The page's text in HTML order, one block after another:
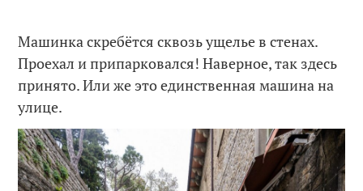
Машинка скребётся сквозь ущелье в стенах.
Проехал и припарковался! Наверное, так здесь
принято. Или же это единственная машина на
улице.